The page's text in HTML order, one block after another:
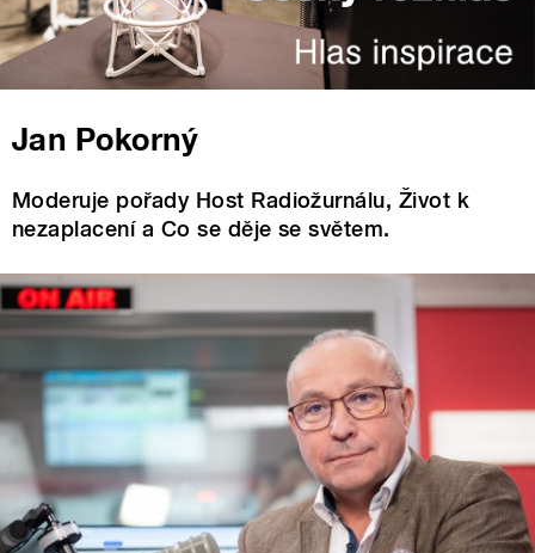
Jan Pokorný
Moderuje pořady Host Radiožurnálu, Život k
nezaplacení a Co se děje se světem.